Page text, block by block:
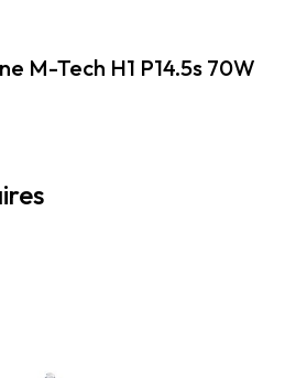
M-Tech H1 P14.5s 70W